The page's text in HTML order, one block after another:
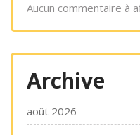
Aucun commentaire à
Archive
août 2026